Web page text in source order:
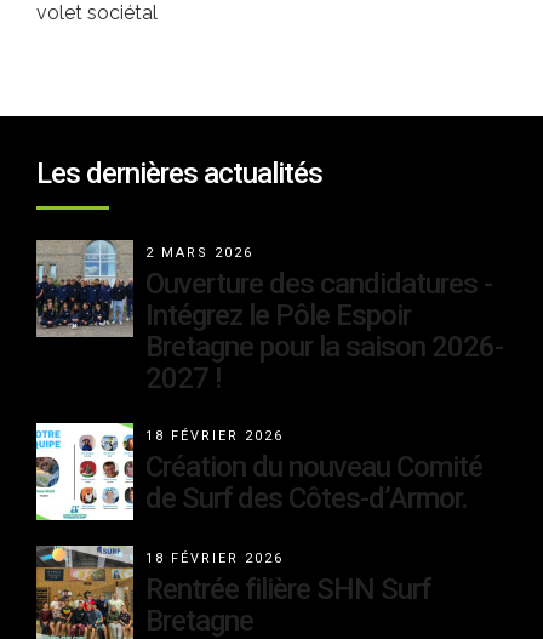
volet sociétal
Les dernières actualités
2 MARS 2026
Ouverture des candidatures -
Intégrez le Pôle Espoir
Bretagne pour la saison 2026-
2027 !
18 FÉVRIER 2026
Création du nouveau Comité
de Surf des Côtes-d’Armor.
18 FÉVRIER 2026
Rentrée filière SHN Surf
Bretagne